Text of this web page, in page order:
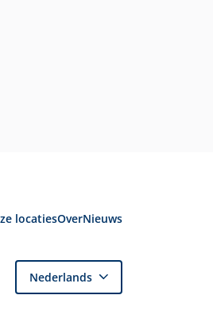
locatiesOverNieuws
Nederlands